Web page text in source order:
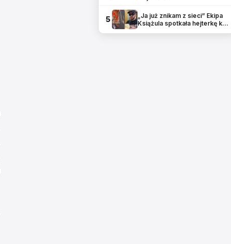
5
„Ja już znikam z sieci” Ekipa
Książula spotkała hejterkę k…